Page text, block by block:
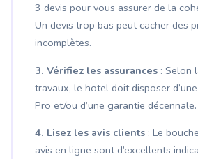
3 devis pour vous assurer de la
Un devis trop bas peut cacher des
incomplètes.
3. Vérifiez les assurances : Selon
travaux, le hotel doit disposer
Pro et/ou d’une garantie décennale.
4. Lisez les avis clients : Le
avis en ligne sont d’excellents